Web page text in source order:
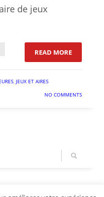
de jeux
READ MORE:
, JEUX ET AIRES
NO COMMENTS